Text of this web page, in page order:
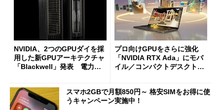
NVIDIA、2つのGPUダイを採
用した新GPUアーキテクチャ
「Blackwell」発表 電力効
プロ向けGPUをさらに強化
「NVIDIA RTX Ada」にモバ
イル／コンパクトデスクトッ
スマホ2GBで月額850円～ 格安SIMをお得に使
うキャンペーン実施中！